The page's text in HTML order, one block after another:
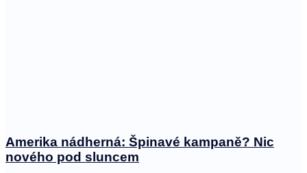
Amerika nádherná: Špinavé kampaně? Nic
nového pod sluncem